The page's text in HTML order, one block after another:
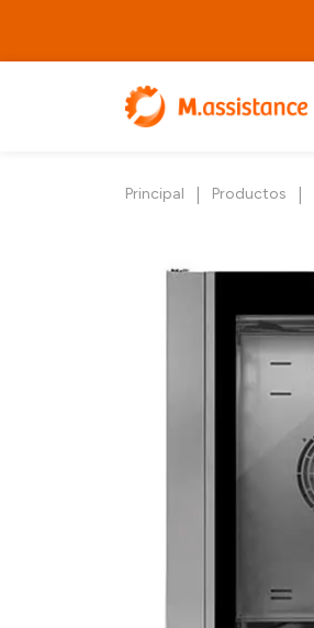
Principal | Productos |